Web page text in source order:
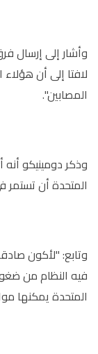
وأشار إلى إرسال
لافتا إلى أن
المصابين".
وذكر دومينيكو
المتحدة أن
وتابع: "لأكون
فيه النظام من
المتحدة يمكنها